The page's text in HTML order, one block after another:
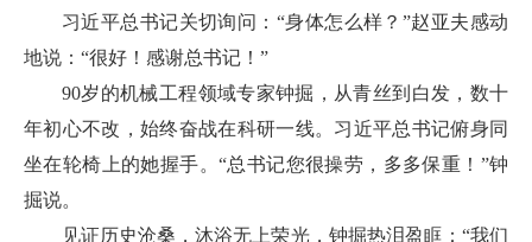
习近平总书记关切询问：“身体怎么样？”赵亚夫感动
地说：“很好！感谢总书记！”
90岁的机械工程领域专家钟掘，从青丝到白发，数十
年初心不改，始终奋战在科研一线。习近平总书记俯身同
坐在轮椅上的她握手。“总书记您很操劳，多多保重！”钟
掘说。
见证历史沧桑，沐浴无上荣光，钟掘热泪盈眶：“我们